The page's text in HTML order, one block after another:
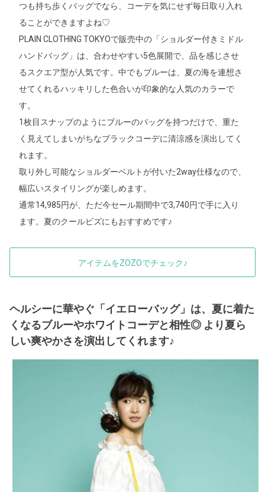
つも持ち歩くバッグでなら、コーデを気にせず毎日取り入れ
ることができますよね♡
PLAIN CLOTHING TOKYOで販売中の「ショルダー付きミドル
ハンドバッグ」は、合わせやすい5色展開で、品を感じさせ
るスクエア型が人気です。中でもブルーは、夏の海を連想さ
せてくれるハッキリした色合いが印象的な人気のカラーで
す。
1枚目スナップのようにブルーのバッグを持つだけで、重た
く見えてしまいがちなブラックコーデに清涼感を演出してく
れます。
取り外し可能なショルダーベルトが付いた2way仕様なので、
幅広いスタイリングが楽しめます。
通常14,985円が、ただ今セール期間中で3,740円で手に入り
ます。夏のクールビズにもおすすめです♪
アイテムをZOZOでチェック♪
ヘルシーに華やぐ「イエローバッグ」は、夏に着た
くなるブルーやホワイトコーデと相性◎ より夏ら
しい爽やかさを演出してくれます♪